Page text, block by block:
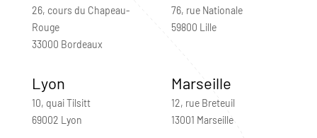
26, cours du Chapeau-
Rouge
33000 Bordeaux
76, rue Nationale
59800 Lille
Lyon
10, quai Tilsitt
69002 Lyon
Marseille
12, rue Breteuil
13001 Marseille